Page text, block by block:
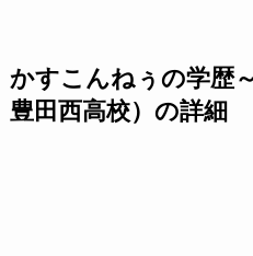
かすこんねぅの学歴
豊田西高校）の詳細